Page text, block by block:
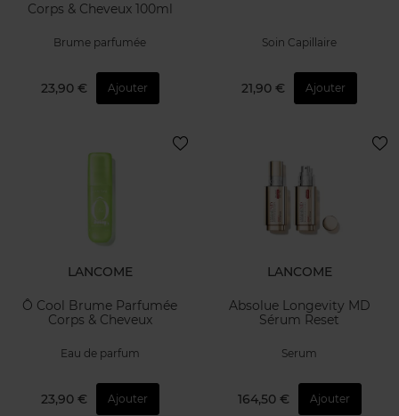
Corps & Cheveux 100ml
Brume parfumée
23,90 € Ajouter
Soin Capillaire
21,90 € Ajouter
LANCOME
Ô Cool Brume Parfumée
Corps & Cheveux
Eau de parfum
23,90 € Ajouter
LANCOME
Absolue Longevity MD
Sérum Reset
Serum
164,50 € Ajouter